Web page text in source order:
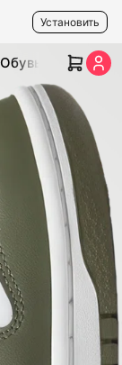
Установить
Обувь Одежда